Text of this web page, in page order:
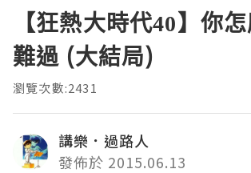
【狂熱大時代40】你
難過 (大結局)
瀏覽次數:2431
講樂．過路人
發佈於 2015.06.13